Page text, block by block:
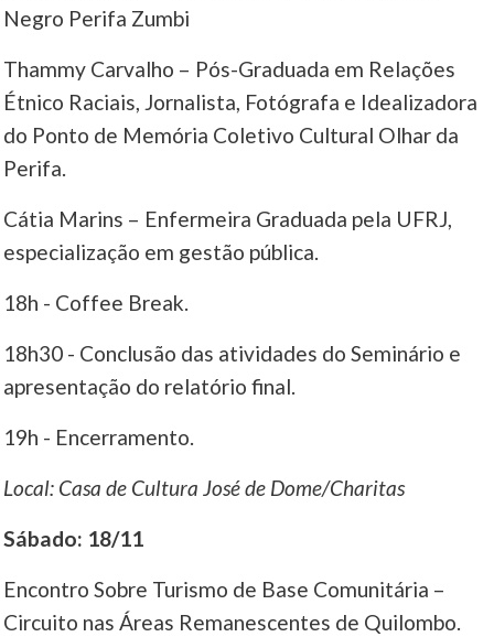
Negro Perifa Zumbi
Thammy Carvalho – Pós-Graduada em Relações
Étnico Raciais, Jornalista, Fotógrafa e Idealizadora
do Ponto de Memória Coletivo Cultural Olhar da
Perifa.
Cátia Marins – Enfermeira Graduada pela UFRJ,
especialização em gestão pública.
18h - Coffee Break.
18h30 - Conclusão das atividades do Seminário e
apresentação do relatório final.
19h - Encerramento.
Local: Casa de Cultura José de Dome/Charitas
Sábado: 18/11
Encontro Sobre Turismo de Base Comunitária –
Circuito nas Áreas Remanescentes de Quilombo.